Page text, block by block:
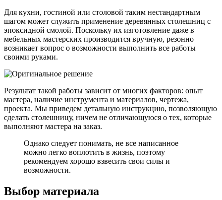
Для кухни, гостиной или столовой таким нестандартным
шагом может служить применение деревянных столешниц с
эпоксидной смолой. Поскольку их изготовление даже в
мебельных мастерских производится вручную, резонно
возникает вопрос о возможности выполнить все работы
своими руками.
Результат такой работы зависит от многих факторов: опыт
мастера, наличие инструмента и материалов, чертежа,
проекта. Мы приведем детальную инструкцию, позволяющую
сделать столешницу, ничем не отличающуюся о тех, которые
выполняют мастера на заказ.
Однако следует понимать, не все написанное
можно легко воплотить в жизнь, поэтому
рекомендуем хорошо взвесить свои силы и
возможности.
Выбор материала